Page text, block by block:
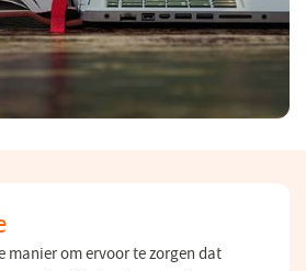
manier om ervoor te zorgen dat